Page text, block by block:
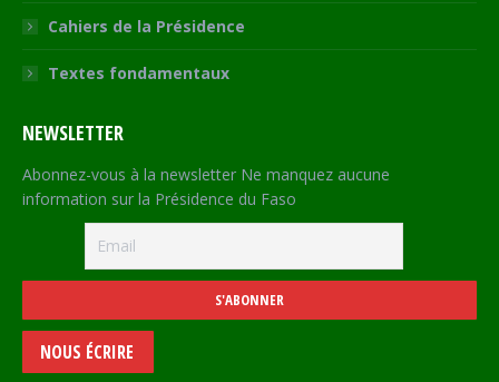
Cahiers de la Présidence
Textes fondamentaux
NEWSLETTER
Abonnez-vous à la newsletter Ne manquez aucune
information sur la Présidence du Faso
NOUS ÉCRIRE